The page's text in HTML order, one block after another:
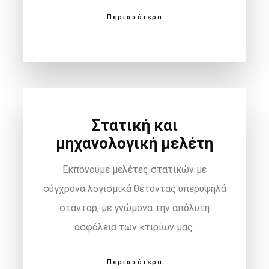
Περισσότερα
Στατική και
μηχανολογική μελέτη
Εκπονούμε μελέτες στατικών με
σύγχρονα λογισμικά θέτοντας υπερυψηλά
στάνταρ, με γνώμονα την απόλυτη
ασφάλεια των κτιρίων μας.
Περισσότερα